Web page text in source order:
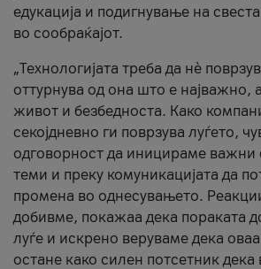
едукација и подигнување на
во сообраќајот.
„Технологијата треба да нè
оттурнува од она што е најважно,
живот и безбедноста. Како
секојдневно ги поврзува луѓето,
одговорност да иницираме важни
теми и преку комуникацијата да
промена во однесувањето.
добивме, покажаа дека пораката
луѓе и искрено веруваме дека
остане како силен потсетник